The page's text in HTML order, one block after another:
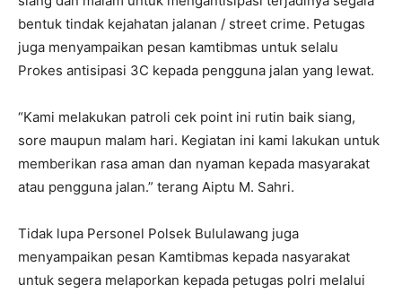
bentuk tindak kejahatan jalanan / street crime. Petugas
juga menyampaikan pesan kamtibmas untuk selalu
Prokes antisipasi 3C kepada pengguna jalan yang lewat.
“Kami melakukan patroli cek point ini rutin baik siang,
sore maupun malam hari. Kegiatan ini kami lakukan untuk
memberikan rasa aman dan nyaman kepada masyarakat
atau pengguna jalan.” terang Aiptu M. Sahri.
Tidak lupa Personel Polsek Bululawang juga
menyampaikan pesan Kamtibmas kepada nasyarakat
untuk segera melaporkan kepada petugas polri melalui